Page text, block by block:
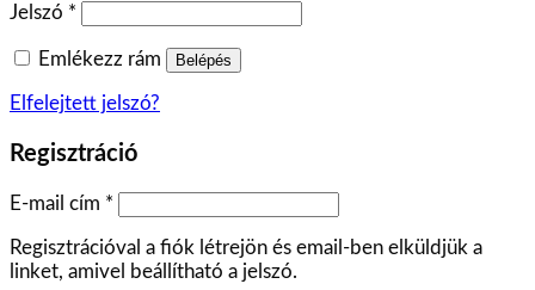
Jelszó *
Emlékezz rám Belépés
Elfelejtett jelszó?
Regisztráció
E-mail cím *
Regisztrációval a fiók létrejön és email-ben elküldjük a
linket, amivel beállítható a jelszó.